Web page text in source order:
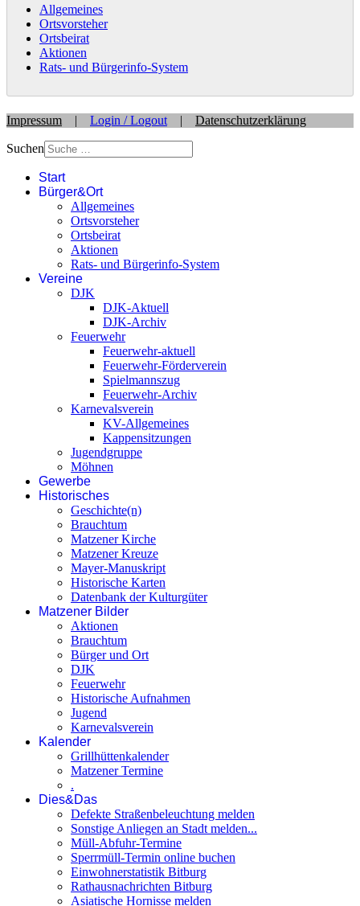
Allgemeines
Ortsvorsteher
Ortsbeirat
Aktionen
Rats- und Bürgerinfo-System
Impressum | Login / Logout | Datenschutzerklärung
Suchen
Start
Bürger&Ort
Allgemeines
Ortsvorsteher
Ortsbeirat
Aktionen
Rats- und Bürgerinfo-System
Vereine
DJK
DJK-Aktuell
DJK-Archiv
Feuerwehr
Feuerwehr-aktuell
Feuerwehr-Förderverein
Spielmannszug
Feuerwehr-Archiv
Karnevalsverein
KV-Allgemeines
Kappensitzungen
Jugendgruppe
Möhnen
Gewerbe
Historisches
Geschichte(n)
Brauchtum
Matzener Kirche
Matzener Kreuze
Mayer-Manuskript
Historische Karten
Datenbank der Kulturgüter
Matzener Bilder
Aktionen
Brauchtum
Bürger und Ort
DJK
Feuerwehr
Historische Aufnahmen
Jugend
Karnevalsverein
Kalender
Grillhüttenkalender
Matzener Termine
.
Dies&Das
Defekte Straßenbeleuchtung melden
Sonstige Anliegen an Stadt melden...
Müll-Abfuhr-Termine
Sperrmüll-Termin online buchen
Einwohnerstatistik Bitburg
Rathausnachrichten Bitburg
Asiatische Hornisse melden